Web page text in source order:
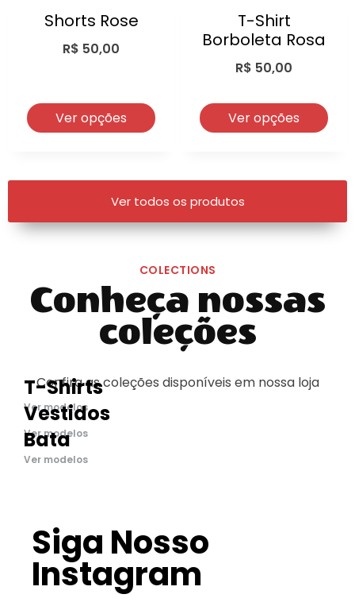
Shorts Rose
R$ 50,00
Ver opções
T-Shirt
Borboleta Rosa
R$ 50,00
Ver opções
Ver todos os produtos
COLECTIONS
Conheça nossas
coleções
Confira as coleções disponíveis em nossa loja
T-Shirts
Ver modelos
Vestidos
Ver modelos
Bata
Ver modelos
Siga Nosso
Instagram